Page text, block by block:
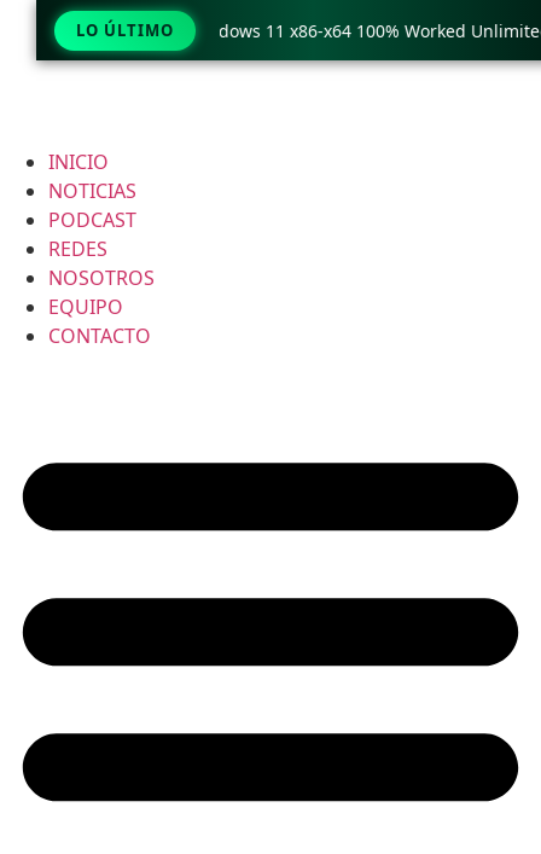
INICIO
NOTICIAS
PODCAST
REDES
NOSOTROS
EQUIPO
CONTACTO
LO ÚLTIMO
Pro Crack only Windows 11 x86-x64 100% Worked Unlimited